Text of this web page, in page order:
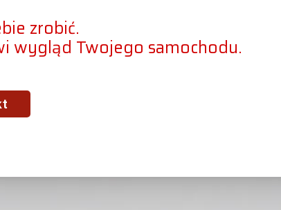
zrobić.
wygląd Twojego samochodu.